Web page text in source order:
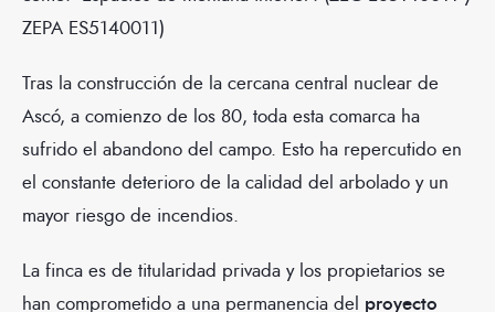
ZEPA ES5140011)
Tras la construcción de la cercana central nuclear de
Ascó, a comienzo de los 80, toda esta comarca ha
sufrido el abandono del campo. Esto ha repercutido en
el constante deterioro de la calidad del arbolado y un
mayor riesgo de incendios.
La finca es de titularidad privada y los propietarios se
han comprometido a una permanencia del proyecto